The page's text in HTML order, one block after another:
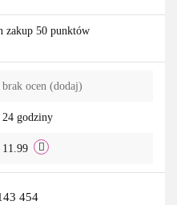
Do
zakup 50 punktów
brak ocen (dodaj)
24 godziny
11.99
454